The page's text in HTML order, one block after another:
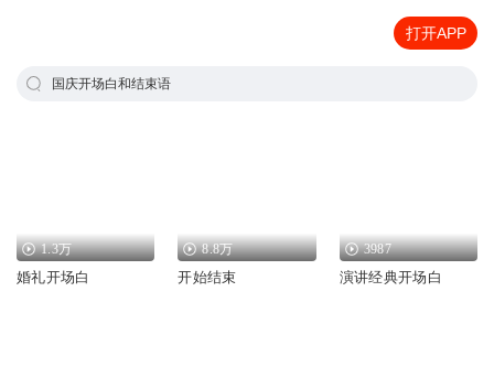
打开APP
国庆开场白和结束语
1.3万
婚礼开场白
8.8万
开始结束
3987
演讲经典开场白